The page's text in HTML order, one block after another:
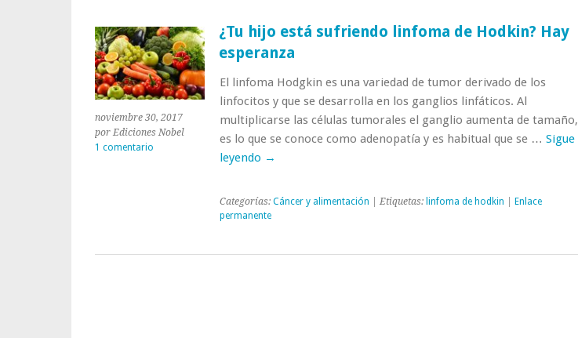
noviembre 30, 2017
por Ediciones Nobel
1 comentario
¿Tu hijo está sufriendo linfoma de Hodkin? Hay
esperanza
El linfoma Hodgkin es una variedad de tumor derivado de los
linfocitos y que se desarrolla en los ganglios linfáticos. Al
multiplicarse las células tumorales el ganglio aumenta de tamaño,
es lo que se conoce como adenopatía y es habitual que se … Sigue
leyendo →
Categorías: Cáncer y alimentación | Etiquetas: linfoma de hodkin
Enlace
permanente